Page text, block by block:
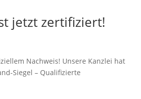
jetzt zertifiziert!
Nachweis! Unsere Kanzlei hat
Siegel – Qualifizierte